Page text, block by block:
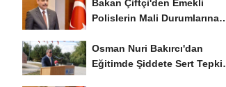
Bakan Çiftçi'den Emekli
Polislerin Mali Durumlarına
Osman Nuri Bakırcı'dan
Eğitimde Şiddete Sert Tepki: